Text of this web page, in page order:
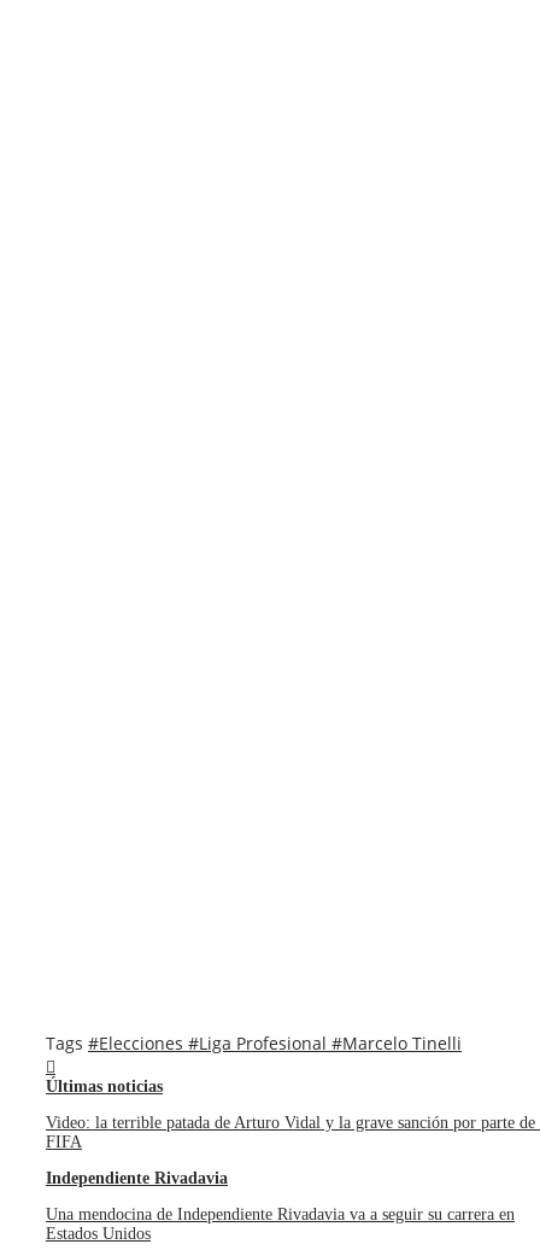
Tags #Elecciones #Liga Profesional #Marcelo Tinelli
Últimas noticias
Video: la terrible patada de Arturo Vidal y la grave sanción por parte de
FIFA
Independiente Rivadavia
Una mendocina de Independiente Rivadavia va a seguir su carrera en
Estados Unidos